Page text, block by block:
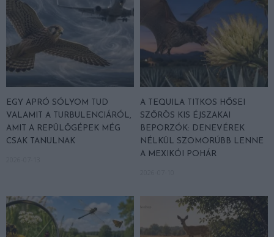
EGY APRÓ SÓLYOM TUD
VALAMIT A TURBULENCIÁRÓL,
AMIT A REPÜLŐGÉPEK MÉG
CSAK TANULNAK
A TEQUILA TITKOS HŐSEI
SZŐRÖS KIS ÉJSZAKAI
BEPORZÓK: DENEVÉREK
NÉLKÜL SZOMORÚBB LENNE
A MEXIKÓI POHÁR